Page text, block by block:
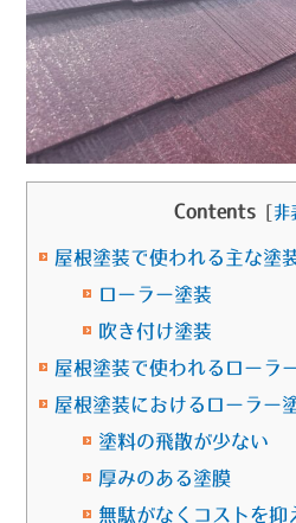
Contents 非
屋根塗装で使われる主な塗
ローラー塗装
吹き付け塗装
屋根塗装で使われるローラ
屋根塗装におけるローラー
塗料の飛散が少ない
厚みのある塗膜
無駄がなくコストを抑